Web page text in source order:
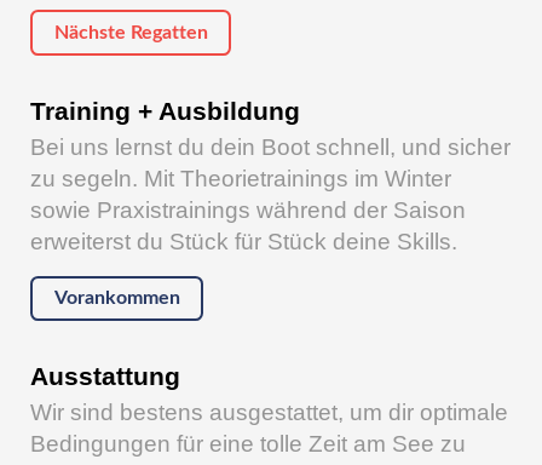
Nächste Regatten
Training + Ausbildung
Bei uns lernst du dein Boot schnell, und sicher
zu segeln. Mit Theorietrainings im Winter
sowie Praxistrainings während der Saison
erweiterst du Stück für Stück deine Skills.
Vorankommen
Ausstattung
Wir sind bestens ausgestattet, um dir optimale
Bedingungen für eine tolle Zeit am See zu